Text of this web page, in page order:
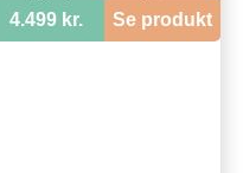
gyngesæder 185280-2
4.499 kr. Se produkt